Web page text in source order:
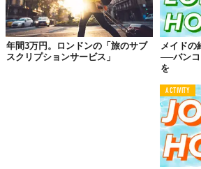
年間3万円。ロンドンの「旅のサブ
スクリプションサービス」
メイドの
──バンコ
を
ACTIVITY